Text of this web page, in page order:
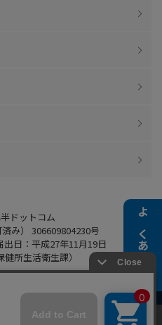
よくある質問
ドットコム
み） 306609804230号
日：平成27年11月19日
健所生活衛生課）
り良いサービス